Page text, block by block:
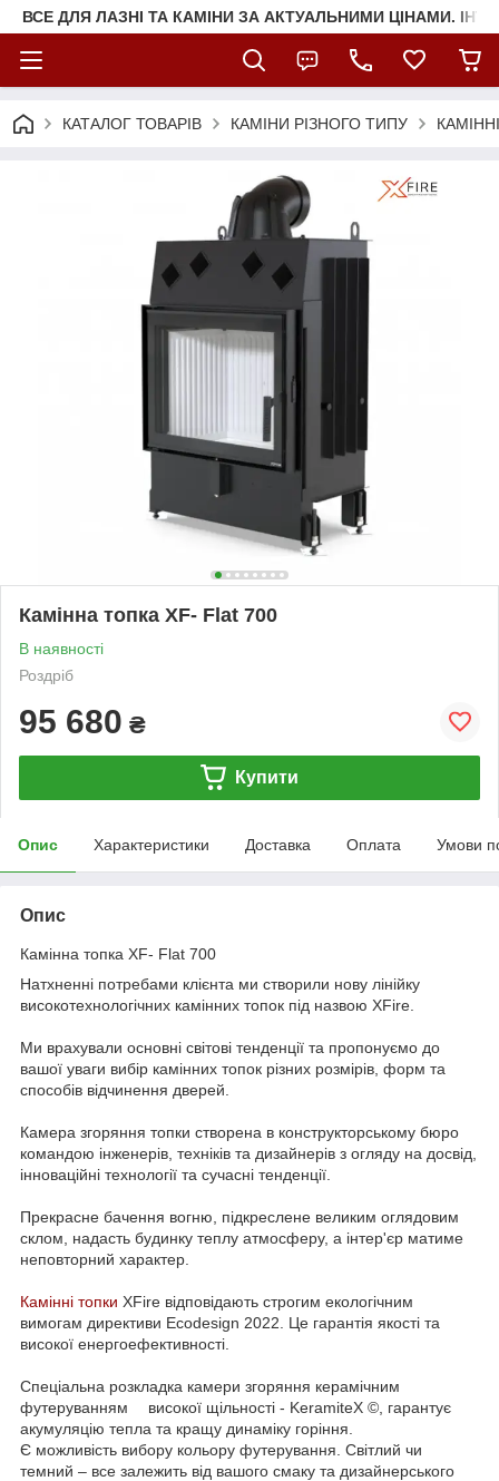
ВСЕ ДЛЯ ЛАЗНІ ТА КАМІНИ ЗА АКТУАЛЬНИМИ ЦІНАМИ.
КАТАЛОГ ТОВАРІВ КАМІНИ РІЗНОГО ТИПУ
Камінна топка XF- Flat 700
В наявності
Роздріб
95 680 ₴
Купити
Опис Характеристики Доставка Оплата Умови
Опис
Камінна топка XF- Flat 700
Натхненні потребами клієнта ми створили нову лінійку
високотехнологічних камінних топок під назвою XFire.
Ми врахували основні світові тенденції та пропонуємо до
вашої уваги вибір камінних топок різних розмірів, форм та
способів відчинення дверей. ⠀
Камера згоряння топки створена в конструкторському бюро
командою інженерів, техніків та дизайнерів з огляду на досвід,
інноваційні технології та сучасні тенденції. ⠀
Прекрасне бачення вогню, підкреслене великим оглядовим
склом, надасть будинку теплу атмосферу, а інтер'єр матиме
неповторний характер. ⠀
Камінні топки XFire відповідають строгим екологічним
вимогам директиви Ecodesign 2022. Це гарантія якості та
високої енергоефективності.
Спеціальна розкладка камери згоряння керамічним
футеруванням ⠀ високої щільності - KeramiteX ©, гарантує
акумуляцію тепла та кращу динаміку горіння. ⠀⠀⠀
Є можливість вибору кольору футерування. Світлий чи
темний – все залежить від вашого смаку та дизайнерського